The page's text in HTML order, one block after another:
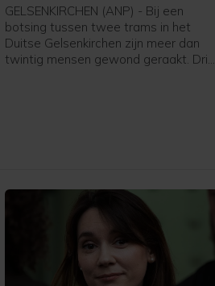
GELSENKIRCHEN (ANP) - Bij een
botsing tussen twee trams in het
Duitse Gelsenkirchen zijn meer dan
twintig mensen gewond geraakt. Drie